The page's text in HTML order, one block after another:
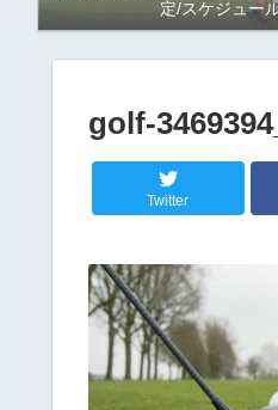
定/スケジュー
golf-
Twitter